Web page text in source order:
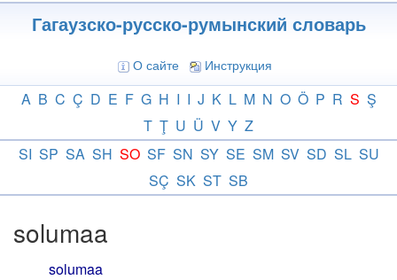
Гагаузско-русско-румынский словарь
О сайте Инструкция
A B C Ç D E F G H I I J K L M N O Ö P R S Ş
T Ţ U Ü V Y Z
SI SP SA SH SO SF SN SY SE SM SV SD SL SU
SÇ SK ST SB
solumaa
solumaa